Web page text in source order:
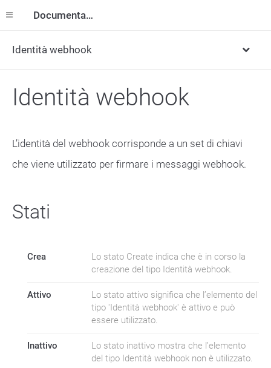
Documentazione
Identità webhook
Identità webhook
L’identità del webhook corrisponde a un set di chiavi
che viene utilizzato per firmare i messaggi webhook.
Stati
Crea
Lo stato Create indica che è in corso la
creazione del tipo Identità webhook.
Attivo
Lo stato attivo significa che l’elemento del
tipo 'Identità webhook' è attivo e può
essere utilizzato.
Inattivo
Lo stato inattivo mostra che l’elemento
del tipo Identità webhook non è utilizzato.